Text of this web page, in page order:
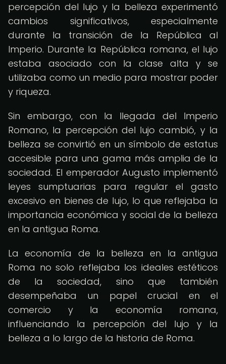
percepción del lujo y la belleza experimentó
cambios significativos, especialmente
durante la transición de la República al
Imperio. Durante la República romana, el lujo
estaba asociado con la clase alta y se
utilizaba como un medio para mostrar poder
y riqueza.
Sin embargo, con la llegada del Imperio
Romano, la percepción del lujo cambió, y la
belleza se convirtió en un símbolo de estatus
accesible para una gama más amplia de la
sociedad. El emperador Augusto implementó
leyes sumptuarias para regular el gasto
excesivo en bienes de lujo, lo que reflejaba la
importancia económica y social de la belleza
en la antigua Roma.
La economía de la belleza en la antigua
Roma no solo reflejaba los ideales estéticos
de la sociedad, sino que también
desempeñaba un papel crucial en el
comercio y la economía romana,
influenciando la percepción del lujo y la
belleza a lo largo de la historia de Roma.